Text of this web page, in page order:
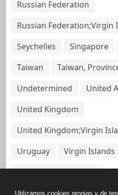
Russian Federation
Russian Federation;Virgin
Seychelles
Singapore
Taiwan
Taiwan,
Undetermined
United
United Kingdom
United Kingdom;Virgin
Uruguay
Virgin Islands
Virgin Islands, British
Utilizamos cookies propias y de